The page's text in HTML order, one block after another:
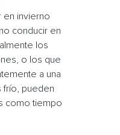
en invierno
conducir en
los
o los que
a una
frío, pueden
comotiempo